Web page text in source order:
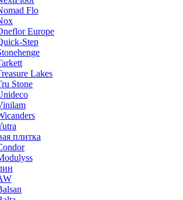
Flo
Europe
Step
Lakes
Stone
плитка